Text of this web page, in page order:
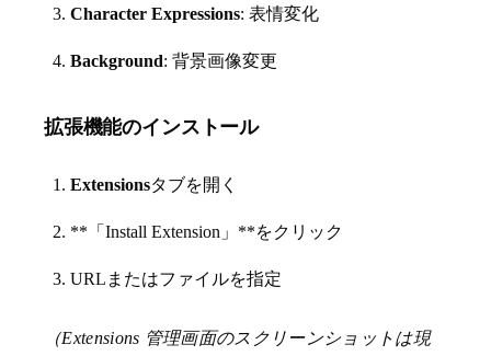
Character Expressions: 表情変化
Background: 背景画像変更
拡張機能のインストール
Extensionsタブを開く
**「Install Extension」**をクリック
URLまたはファイルを指定
（Extensions 管理画面のスクリーンショットは現